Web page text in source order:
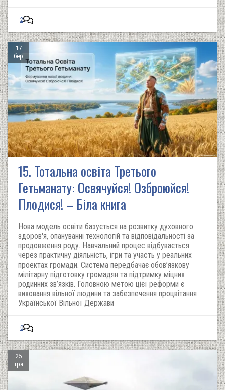
2
17
бер
15. Тотальна освіта Третього
Гетьманату: Освячуйся! Озброюйся!
Плодися! – Біла книга
Нова модель освіти базується на розвитку духовного
здоров'я, опануванні технологій та відповідальності за
продовження роду. Навчальний процес відбувається
через практичну діяльність, ігри та участь у реальних
проектах громади. Система передбачає обов’язкову
мілітарну підготовку громадян та підтримку міцних
родинних зв’язків. Головною метою цієї реформи є
виховання вільної людини та забезпечення процвітання
Української Вільної Держави
0
25
тра